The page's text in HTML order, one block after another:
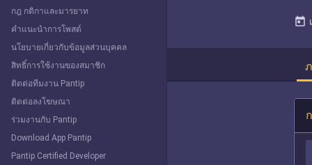
today
Explore
กฎ กติกาและมารยาท
คำแนะนำการโพสต์
นโยบายเกี่ยวกับข้อมูลส่วนบุคคล
สิทธิ์การใช้งานของสมาชิก
ติดต่อทีมงาน Pantip
ติดต่อลงโฆษณา
ร่วมงานกับ Pantip
Download App Pantip
Pantip Certified Developer